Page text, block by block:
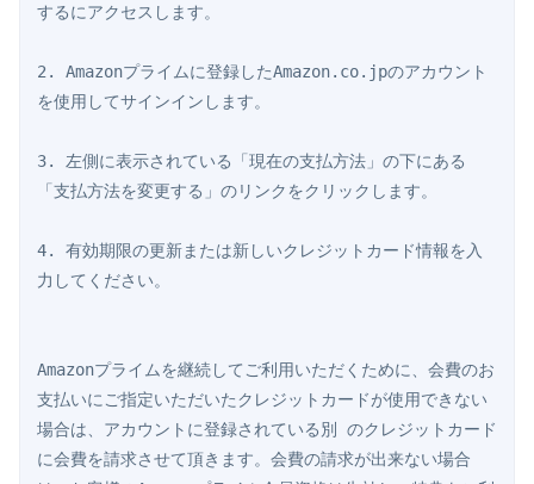
するにアクセスします。
2. Amazonプライムに登録したAmazon.co.jpのアカウント
を使用してサインインします。
3. 左側に表示されている「現在の支払方法」の下にある
「支払方法を変更する」のリンクをクリックします。
4. 有効期限の更新または新しいクレジットカード情報を入
力してください。
Amazonプライムを継続してご利用いただくために、会費のお
支払いにご指定いただいたクレジットカードが使用できない
場合は、アカウントに登録されている別 のクレジットカード
に会費を請求させて頂きます。会費の請求が出来ない場合